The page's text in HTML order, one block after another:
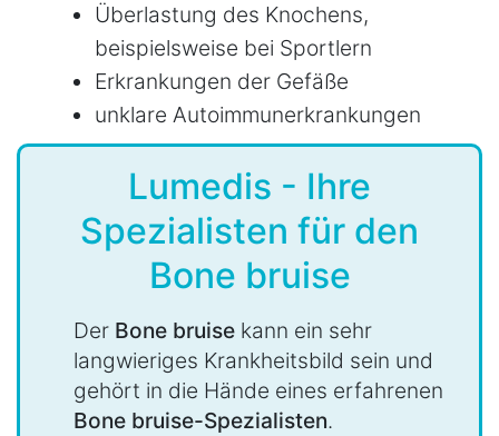
Überlastung des Knochens,
beispielsweise bei Sportlern
Erkrankungen der Gefäße
unklare Autoimmunerkrankungen
Lumedis - Ihre
Spezialisten für den
Bone bruise
Der Bone bruise kann ein sehr
langwieriges Krankheitsbild sein und
gehört in die Hände eines erfahrenen
Bone bruise-Spezialisten.